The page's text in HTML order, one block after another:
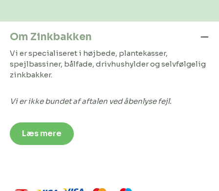
Om Zinkbakken
Vi er specialiseret i højbede, plantekasser,
spejlbassiner, bålfade, drivhushylder og selvfølgelig
zinkbakker.
Vi er ikke bundet af aftalen ved åbenlyse fejl.
Læs mere